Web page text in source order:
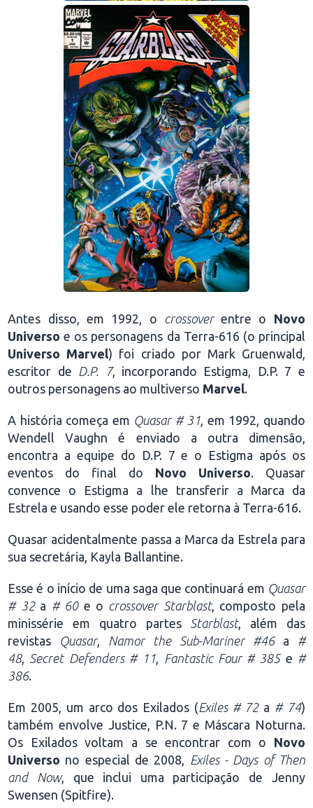
Antes disso, em 1992, o crossoverentre o Novo
Universo e os personagens da Terra-616 (o principal
Universo Marvel) foi criado por Mark Gruenwald,
escritor de D.P. 7, incorporando Estigma, D.P. 7 e
outros personagens ao multiverso Marvel.
A história começa em Quasar # 31 , em 1992, quando
Wendell Vaughn é enviado a outra dimensão,
encontra a equipe do D.P. 7 e o Estigma após os
eventos do final do Novo Universo. Quasar
convence o Estigma a lhe transferir a Marca da
Estrela e usando esse poder ele retorna à Terra-616.
Quasar acidentalmente passa a Marca da Estrela para
sua secretária, Kayla Ballantine.
Esse é o início de uma saga que continuará em Quasar
# 32a # 60e o crossover Starblast, composto pela
minissérie em quatro partes
Starblast, além das
revistas Quasar, Namor the Sub-Mariner #46a #
48, Secret Defenders # 11 Fantastic Four # 385e #
386.
Em 2005, um arco dos Exilados (Exiles # 72a # 74)
também envolve Justice, P.N. 7 e Máscara Noturna.
Os Exilados voltam a se encontrar com o Novo
Universo no especial de 2008,
Exiles - Days of Then
and Now, que inclui uma participação de Jenny
Swensen (Spitfire).